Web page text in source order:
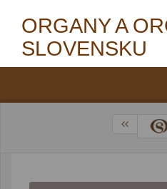
ORGANY A
SLOVENSKU